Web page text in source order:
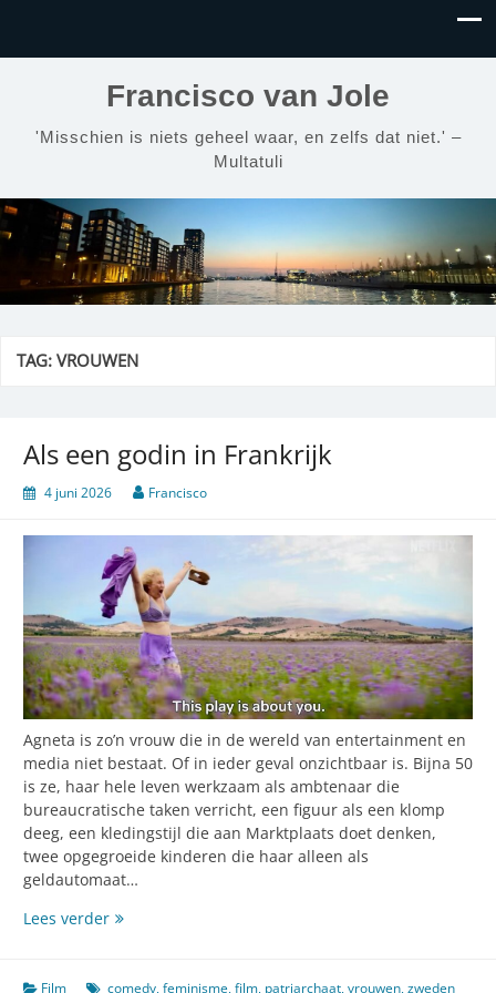
Francisco van Jole
'Misschien is niets geheel waar, en zelfs dat niet.' –
Multatuli
TAG:VROUWEN
Als een godin in Frankrijk
4 juni 2026 Francisco
Agneta is zo’n vrouw die in de wereld van entertainment en
media niet bestaat. Of in ieder geval onzichtbaar is. Bijna 50
is ze, haar hele leven werkzaam als ambtenaar die
bureaucratische taken verricht, een figuur als een klomp
deeg, een kledingstijl die aan Marktplaats doet denken,
twee opgegroeide kinderen die haar alleen als
geldautomaat…
Lees verderAls
in
Film comedy,feminisme,film, patriarchaat,vrouwen,zweden